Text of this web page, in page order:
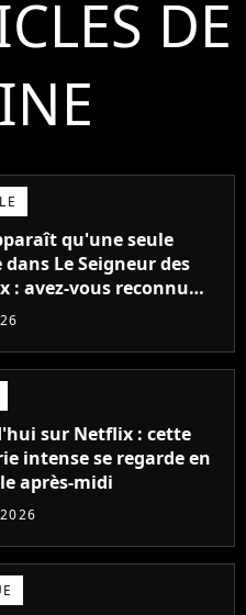
DE
qu'une seule
dans Le Seigneur des
: avez-vous reconnu
du cinéma dans la
sur Netflix : cette
intense se regarde en
après-midi